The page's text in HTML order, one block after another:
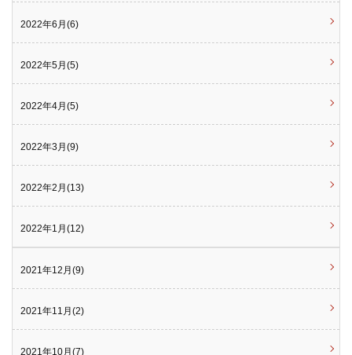
2022年6月(6)
2022年5月(5)
2022年4月(5)
2022年3月(9)
2022年2月(13)
2022年1月(12)
2021年12月(9)
2021年11月(2)
2021年10月(7)